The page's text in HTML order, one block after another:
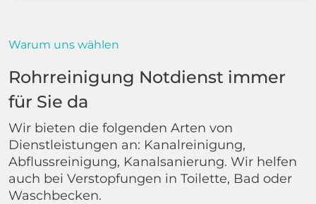
Warum uns wählen
Rohrreinigung Notdienst immer
für Sie da
Wir bieten die folgenden Arten von
Dienstleistungen an: Kanalreinigung,
Abflussreinigung, Kanalsanierung. Wir helfen
auch bei Verstopfungen in Toilette, Bad oder
Waschbecken.